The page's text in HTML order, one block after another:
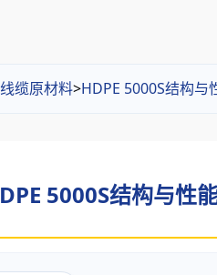
线缆原材料>HDPE 5000S结构与
5000S结构与性